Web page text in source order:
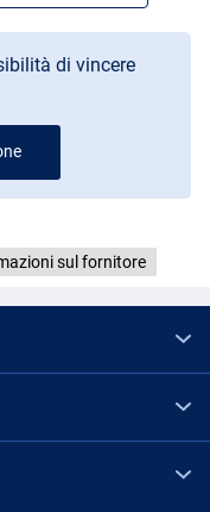
di vincere
sul fornitore